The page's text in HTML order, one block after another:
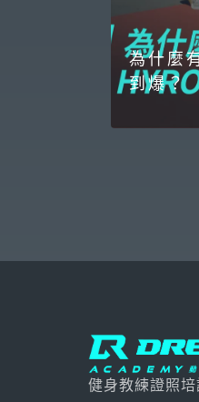
為什麼
到爆？
健身教練證照培